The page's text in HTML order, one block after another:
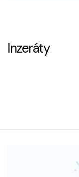
Inzeráty